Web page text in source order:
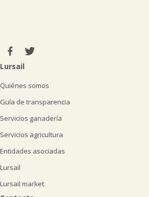
Lursail
Quiénes somos
Guía de transparencia
Servicios ganadería
Servicios agricultura
Entidades asociadas
Lursail
Lursail market